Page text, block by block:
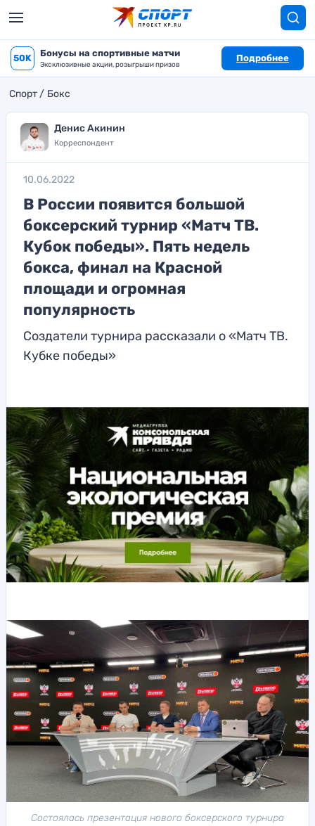
50K Бонусы на спортивные матчи
Эксклюзивные акции, розыгрыши призов
Подробнее
Спорт Бокс
Денис Акинин
Корреспондент
10.06.2022
В России появится большой
боксерский турнир «Матч ТВ.
Кубок победы». Пять недель
бокса, финал на Красной
площади и огромная
популярность
Создатели турнира рассказали о «Матч ТВ.
Кубке победы»
Состоялась презентация нового боксерского турнира